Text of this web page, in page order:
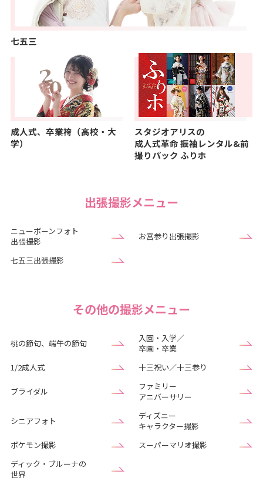
七五三
成人式、卒業袴（高校・大
学）
スタジオアリスの
成人式革命振袖レンタル&前
撮りパック ふりホ
出張撮影メニュー
ニューボーンフォト
出張撮影
お宮参り出張撮影
七五三出張撮影
その他の撮影メニュー
桃の節句、端午の節句
入園・入学／
卒園・卒業
1/2成人式
十三祝い／十三参り
ブライダル
ファミリー
アニバーサリー
シニアフォト
ディズニー
キャラクター撮影
ポケモン撮影
スーパーマリオ撮影
ディック・ブルーナの
世界